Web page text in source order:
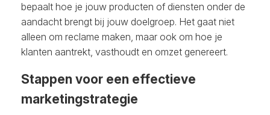
bepaalt hoe je jouw producten of diensten onder de
aandacht brengt bij jouw doelgroep. Het gaat niet
alleen om reclame maken, maar ook om hoe je
klanten aantrekt, vasthoudt en omzet genereert.
Stappen voor een effectieve
marketingstrategie